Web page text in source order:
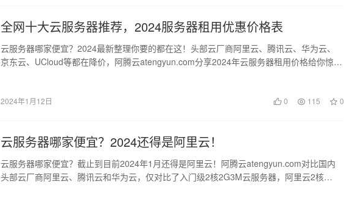
全网十大云服务器推荐，2024服务器租用优惠价格表
云服务器哪家便宜？2024最新整理你要的都在这！头部云厂商阿里云、腾讯云、华为云、
京东云、UCloud等都在降价，阿腾云atengyun.com分享2024年云服务器租用价格给你惊…
2024年1月12日 0 115 0
云服务器哪家便宜？2024还得是阿里云！
云服务器哪家便宜？截止到目前2024年1月还得是阿里云！阿腾云atengyun.com对比国内
头部云厂商阿里云、腾讯云和华为云，仅对比了入门级2核2G3M云服务器，阿里云2核